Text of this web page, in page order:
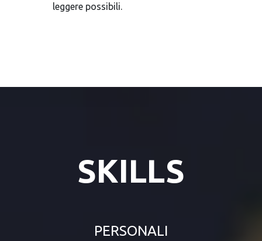
leggere possibili.
SKILLS
PERSONALI